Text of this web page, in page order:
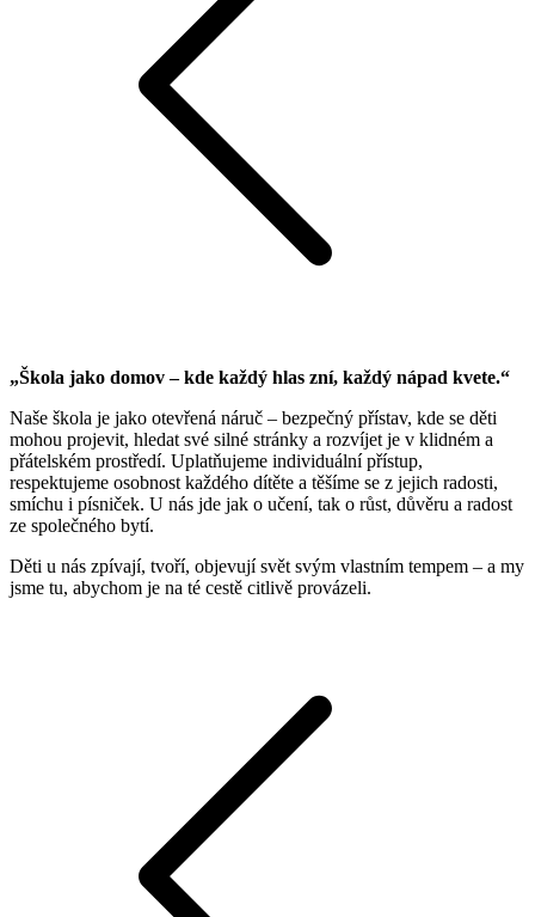
„Škola jako domov – kde každý hlas zní, každý nápad kvete.“
Naše škola je jako otevřená náruč – bezpečný přístav, kde se děti
mohou projevit, hledat své silné stránky a rozvíjet je v klidném a
přátelském prostředí. Uplatňujeme individuální přístup,
respektujeme osobnost každého dítěte a těšíme se z jejich radosti,
smíchu i písniček. U nás jde jak o učení, tak o růst, důvěru a radost
ze společného bytí.
Děti u nás zpívají, tvoří, objevují svět svým vlastním tempem – a my
jsme tu, abychom je na té cestě citlivě provázeli.